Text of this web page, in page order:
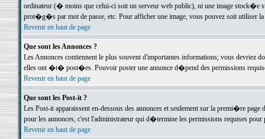
ordinateur (� moins que celui-ci soit un serveur web public), ni une image stock�e
prot�g�s par mot de passe, etc. Pour afficher une image, vous pouvez soit
Revenir en haut de page
Que sont les Annonces ?
Les Annonces contiennent le plus souvent d'importantes informations; vous devriez
elles ont �t� post�es. Pouvoir poster une annonce d�pend des permissions
Revenir en haut de page
Que sont les Post-it ?
Les Post-it apparaissent en-dessous des annonces et seulement sur la premi�re
pour les annonces, c'est l'administrateur qui d�termine les permissions requises pour
Revenir en haut de page